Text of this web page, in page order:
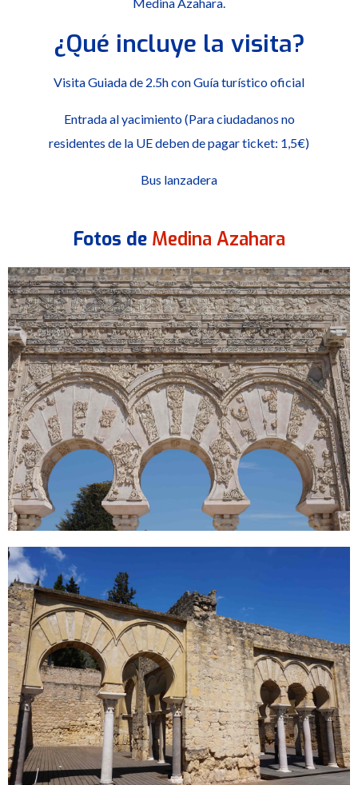
¿Qué incluye la visita?
Visita Guiada de 2.5h con Guía turístico oficial
Entrada al yacimiento (Para ciudadanos no
residentes de la UE deben de pagar ticket: 1,5€)
Bus lanzadera
Fotos de Medina Azahara